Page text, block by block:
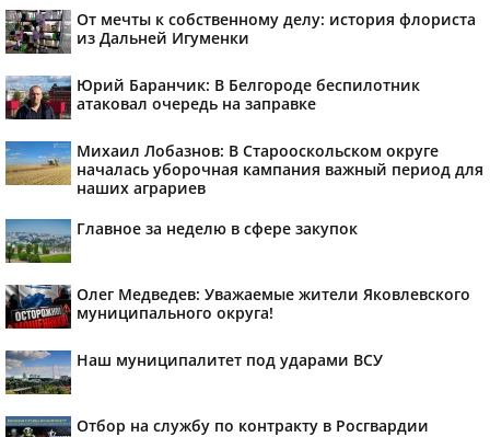
От мечты к собственному делу: история флориста
из Дальней Игуменки
Юрий Баранчик: В Белгороде беспилотник
атаковал очередь на заправке
Михаил Лобазнов: В Старооскольском округе
началась уборочная кампания важный период для
наших аграриев
Главное за неделю в сфере закупок
Олег Медведев: Уважаемые жители Яковлевского
муниципального округа!
Наш муниципалитет под ударами ВСУ
Отбор на службу по контракту в Росгвардии